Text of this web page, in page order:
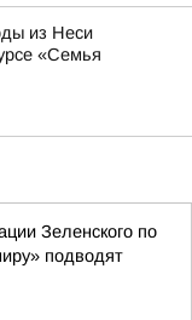
из Неси
«Семья
Зеленского по
подводят